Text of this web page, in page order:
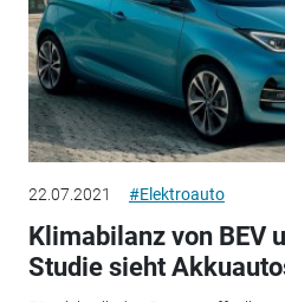
22.07.2021 #Elektroauto
Klimabilanz von BEV
Studie sieht